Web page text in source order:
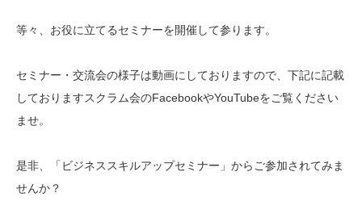
等々、お役に立てるセミナーを開催して参ります。
セミナー・交流会の様子は動画にしておりますので、下記に記載
しておりますスクラム会のFacebookやYouTubeをご覧ください
ませ。
是非、「ビジネススキルアップセミナー」からご参加されてみま
せんか？